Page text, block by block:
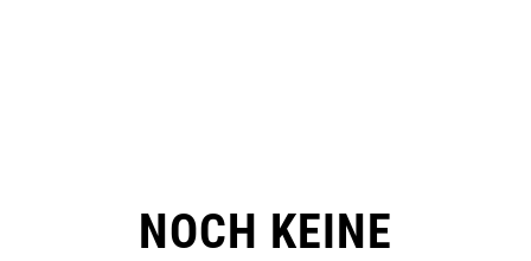
NOCH KEINE